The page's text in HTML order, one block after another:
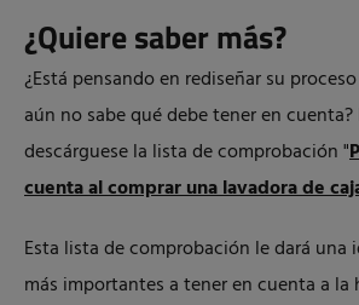
¿Quiere saber más?
¿Está pensando en rediseñar su
aún no sabe qué debe tener en
descárguese la lista de comprobación "
cuenta al comprar una lavadora de
Esta lista de comprobación le dará una
más importantes a tener en cuenta a la